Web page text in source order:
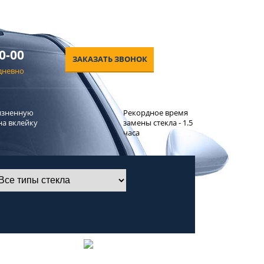
00 ЗАКАЗАТЬ ЗВОНОК
вклейку
Рекордное время
замены стекла - 1.5
часа